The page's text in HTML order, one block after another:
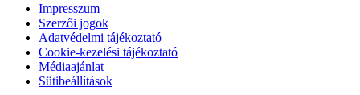
Impresszum
Szerzői jogok
Adatvédelmi tájékoztató
Cookie-kezelési tájékoztató
Médiaajánlat
Sütibeállítások